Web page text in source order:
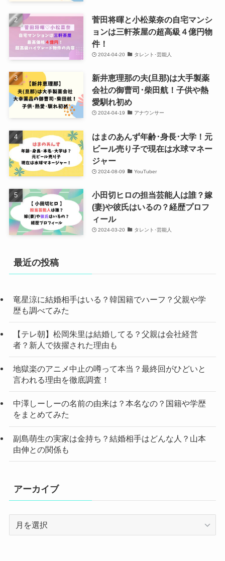
菅田将暉と小松菜奈の自宅マンシ
ョンは三軒茶屋の超高級４億円物
件！
2024-04-20 タレント･芸能人
新井恵理那の夫(旦那)は大手製薬
会社の御曹司･柴田航！子供や熱
愛馴れ初め
2024-04-19 アナウンサー
はまのあんず年齢･身長･大学！元
ビール売り子で現在は水球マネー
ジャー
2024-08-09 YouTuber
小田切ヒロの担当芸能人は誰？嫁
(妻)や彼氏はいるの？経歴プロフ
ィール
2024-03-20 タレント･芸能人
最近の投稿
竜星涼に結婚相手はいる？韓国籍でハーフ？父親や学
歴も調べてみた
【テレ朝】松岡朱里は結婚してる？父親は会社経営
者？新人で抜擢された理由も
地獄楽のアニメ中止の噂って本当？最終回がひどいと
言われる理由を徹底調査！
中澤しーしーの名前の由来は？本名なの？国籍や学歴
をまとめてみた
副島萌生の実家は金持ち？結婚相手はどんな人？山本
由伸との関係も
アーカイブ